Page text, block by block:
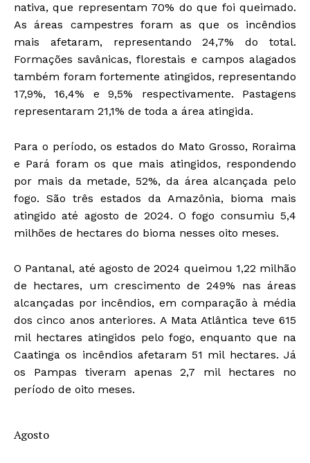
nativa, que representam 70% do que foi queimado.
As áreas campestres foram as que os incêndios
mais afetaram, representando 24,7% do total.
Formações savânicas, florestais e campos alagados
também foram fortemente atingidos, representando
17,9%, 16,4% e 9,5% respectivamente. Pastagens
representaram 21,1% de toda a área atingida.
Para o período, os estados do Mato Grosso, Roraima
e Pará foram os que mais atingidos, respondendo
por mais da metade, 52%, da área alcançada pelo
fogo. São três estados da Amazônia, bioma mais
atingido até agosto de 2024. O fogo consumiu 5,4
milhões de hectares do bioma nesses oito meses.
O Pantanal, até agosto de 2024 queimou 1,22 milhão
de hectares, um crescimento de 249% nas áreas
alcançadas por incêndios, em comparação à média
dos cinco anos anteriores. A Mata Atlântica teve 615
mil hectares atingidos pelo fogo, enquanto que na
Caatinga os incêndios afetaram 51 mil hectares. Já
os Pampas tiveram apenas 2,7 mil hectares no
período de oito meses.
Agosto